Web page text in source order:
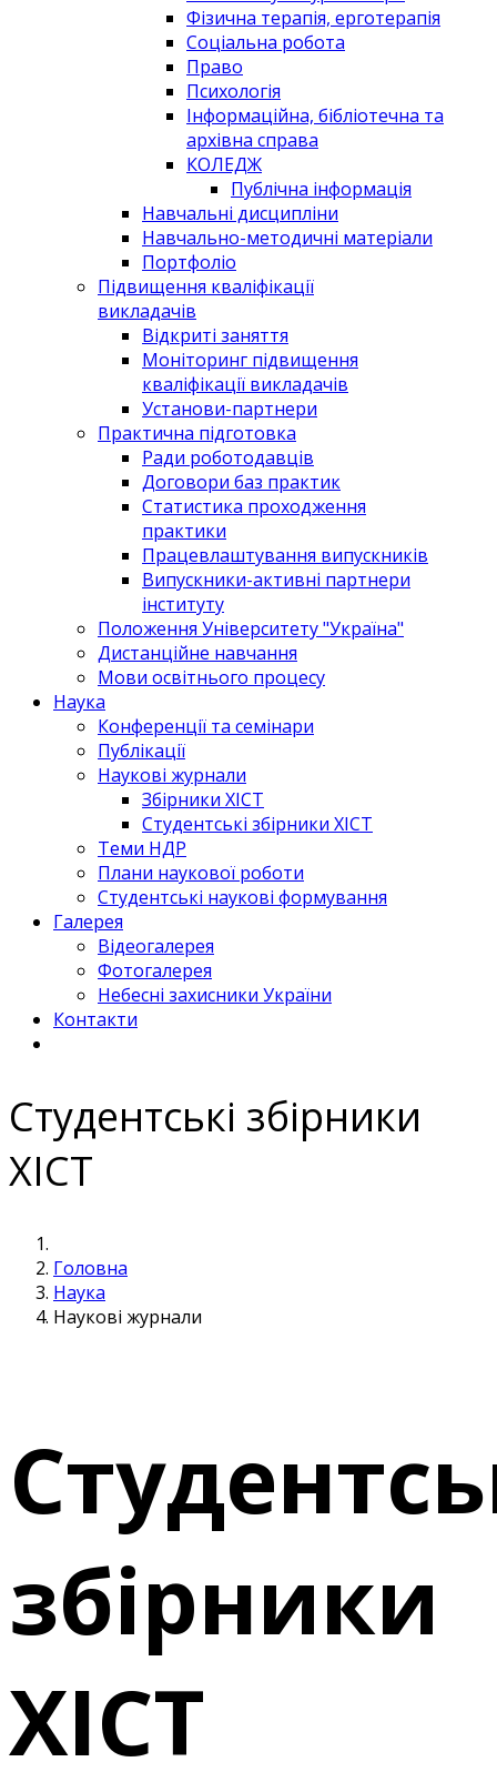
Фізична терапія, ерготерапія
Соціальна робота
Право
Психологія
Інформаційна, бібліотечна та
архівна справа
КОЛЕДЖ
Публічна інформація
Навчальні дисципліни
Навчально-методичні матеріали
Портфоліо
Підвищення кваліфікації
викладачів
Відкриті заняття
Моніторинг підвищення
кваліфікації викладачів
Установи-партнери
Практична підготовка
Ради роботодавців
Договори баз практик
Статистика проходження
практики
Працевлаштування випускників
Випускники-активні партнери
інституту
Положення Університету "Україна"
Дистанційне навчання
Мови освітнього процесу
Наука
Конференції та семінари
Публікації
Наукові журнали
Збірники ХІСТ
Студентські збірники ХІСТ
Теми НДР
Плани наукової роботи
Студентські наукові формування
Галерея
Відеогалерея
Фотогалерея
Небесні захисники України
Контакти
Студентські збірники
ХІСТ
Головна
Наука
Наукові журнали
збірники
ХІСТ